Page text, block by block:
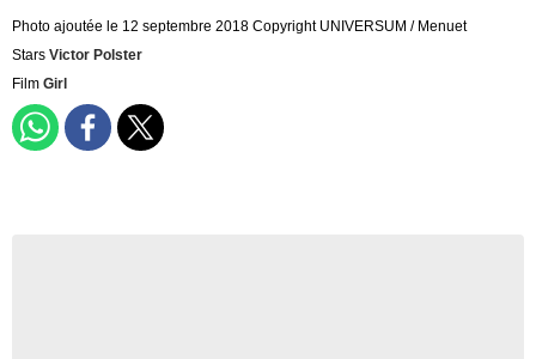
Photo ajoutée le 12 septembre 2018 Copyright UNIVERSUM / Menuet
Stars Victor Polster
Film Girl